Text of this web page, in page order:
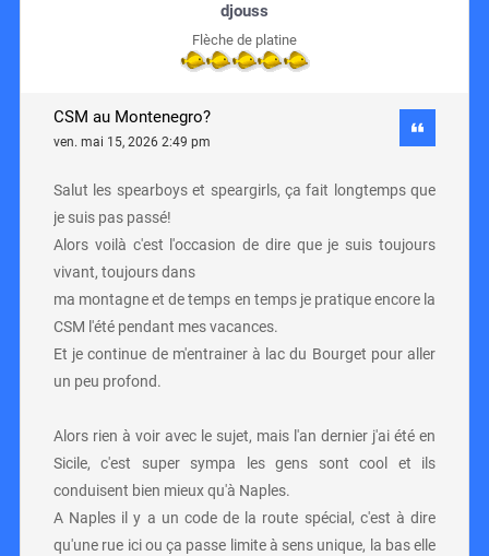
djouss
Flèche de platine
CSM au Montenegro?
ven. mai 15, 2026 2:49 pm
Salut les spearboys et speargirls, ça fait longtemps que
je suis pas passé!
Alors voilà c'est l'occasion de dire que je suis toujours
vivant, toujours dans
ma montagne et de temps en temps je pratique encore la
CSM l'été pendant mes vacances.
Et je continue de m'entrainer à lac du Bourget pour aller
un peu profond.
Alors rien à voir avec le sujet, mais l'an dernier j'ai été en
Sicile, c'est super sympa les gens sont cool et ils
conduisent bien mieux qu'à Naples.
A Naples il y a un code de la route spécial, c'est à dire
qu'une rue ici ou ça passe limite à sens unique, la bas elle